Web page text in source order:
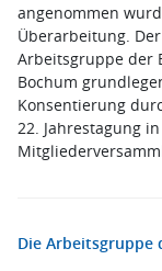
angenommen
Überarbeitung.
Arbeitsgruppe der
Bochum
Konsentierung
22. Jahrestagung
Die Arbeitsgruppe